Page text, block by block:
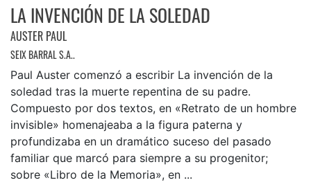
LA INVENCIÓN DE LA SOLEDAD
AUSTER PAUL
SEIX BARRAL S.A..
Paul Auster comenzó a escribir La invención de la
soledad tras la muerte repentina de su padre.
Compuesto por dos textos, en «Retrato de un hombre
invisible» homenajeaba a la figura paterna y
profundizaba en un dramático suceso del pasado
familiar que marcó para siempre a su progenitor;
sobre «Libro de la Memoria», en ...